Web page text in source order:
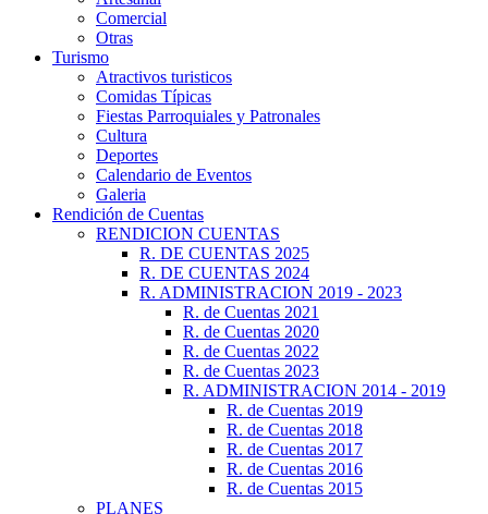
Comercial
Otras
Turismo
Atractivos turisticos
Comidas Típicas
Fiestas Parroquiales y Patronales
Cultura
Deportes
Calendario de Eventos
Galeria
Rendición de Cuentas
RENDICION CUENTAS
R. DE CUENTAS 2025
R. DE CUENTAS 2024
R. ADMINISTRACION 2019 - 2023
R. de Cuentas 2021
R. de Cuentas 2020
R. de Cuentas 2022
R. de Cuentas 2023
R. ADMINISTRACION 2014 - 2019
R. de Cuentas 2019
R. de Cuentas 2018
R. de Cuentas 2017
R. de Cuentas 2016
R. de Cuentas 2015
PLANES